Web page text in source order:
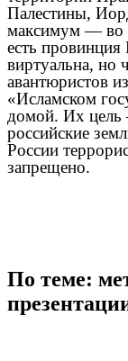
Палестины,
максимум — во
есть
виртуальна, но
авантюристов
«Исламском
домой. Их цель
российские
России
запрещено.
Мурхусаева
По теме: